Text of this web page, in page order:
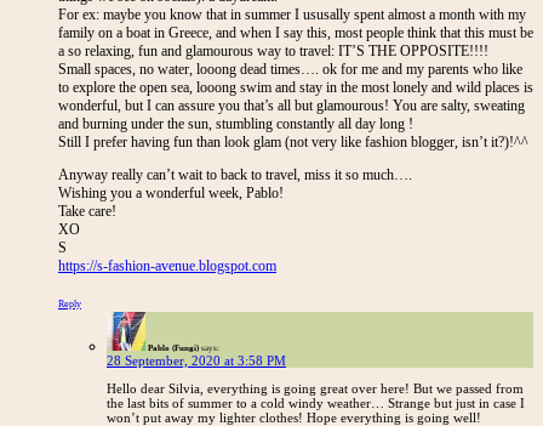
For ex: maybe you know that in summer I ususally spent almost a month with my
family on a boat in Greece, and when I say this, most people think that this must be
a so relaxing, fun and glamourous way to travel: IT’S THE OPPOSITE!!!!
Small spaces, no water, looong dead times…. ok for me and my parents who like
to explore the open sea, looong swim and stay in the most lonely and wild places is
wonderful, but I can assure you that’s all but glamourous! You are salty, sweating
and burning under the sun, stumbling constantly all day long !
Still I prefer having fun than look glam (not very like fashion blogger, isn’t it?)!^^
Anyway really can’t wait to back to travel, miss it so much….
Wishing you a wonderful week, Pablo!
Take care!
XO
S
https://s-fashion-avenue.blogspot.com
Reply
Pablo (Fungi) says:
28 September, 2020 at 3:58 PM
Hello dear Silvia, everything is going great over here! But we passed from
the last bits of summer to a cold windy weather… Strange but just in case I
won’t put away my lighter clothes! Hope everything is going well!